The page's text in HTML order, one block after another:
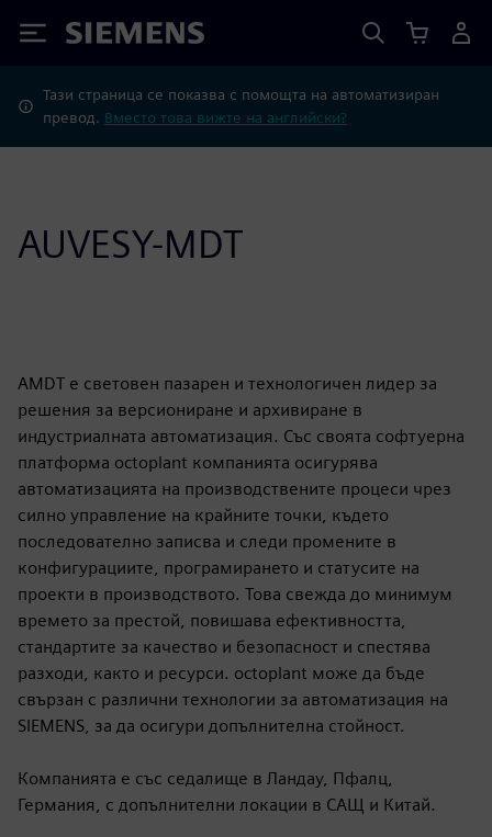
Siemens
Тази страница се показва с помощта на автоматизиран
превод. Вместо това вижте на английски?
AUVESY-MDT
AMDT е световен пазарен и технологичен лидер за
решения за версиониране и архивиране в
индустриалната автоматизация. Със своята софтуерна
платформа octoplant компанията осигурява
автоматизацията на производствените процеси чрез
силно управление на крайните точки, където
последователно записва и следи промените в
конфигурациите, програмирането и статусите на
проекти в производството. Това свежда до минимум
времето за престой, повишава ефективността,
стандартите за качество и безопасност и спестява
разходи, както и ресурси. octoplant може да бъде
свързан с различни технологии за автоматизация на
SIEMENS, за да осигури допълнителна стойност.
Компанията е със седалище в Ландау, Пфалц,
Германия, с допълнителни локации в САЩ и Китай.